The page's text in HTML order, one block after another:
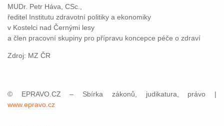
MUDr. Petr Háva, CSc.,
ředitel Institutu zdravotní politiky a ekonomiky
v Kostelci nad Černými lesy
a člen pracovní skupiny pro přípravu koncepce péče o zdraví
Zdroj: MZ ČR
© EPRAVO.CZ – Sbírka zákonů, judikatura, právo |
www.epravo.cz